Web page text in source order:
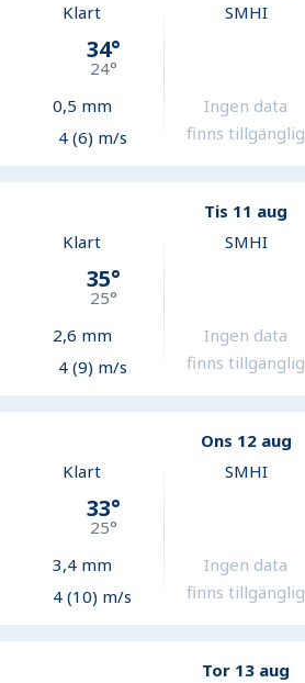
Klart
34°
24°
0,5 mm
4 (6) m/s
SMHI
Ingen data
finns tillgänglig
Tis 11 aug
Klart
35°
25°
2,6 mm
4 (9) m/s
SMHI
Ingen data
finns tillgänglig
Ons 12 aug
Klart
33°
25°
3,4mm
4 (10) m/s
SMHI
Ingen data
finns tillgänglig
Tor 13 aug